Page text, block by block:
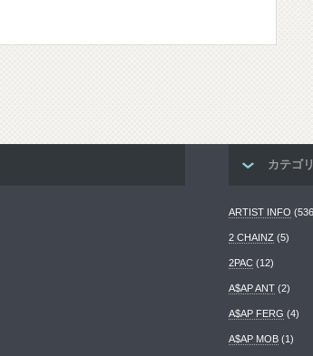
カテゴ
ARTIST INFO
2 CHAINZ (5)
2PAC (12)
A$AP ANT (2)
A$AP FERG (4)
A$AP MOB (1)